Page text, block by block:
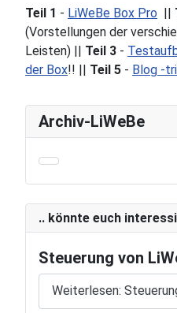
Teil 1 - LiWeBe Box Pro ||
(Vorstellungen der
Leisten) || Teil 3 -
der Box!! || Teil 5 - Blog -
Archiv-LiWeBe
.. könnte euch
Steuerung von
Weiterlesen: